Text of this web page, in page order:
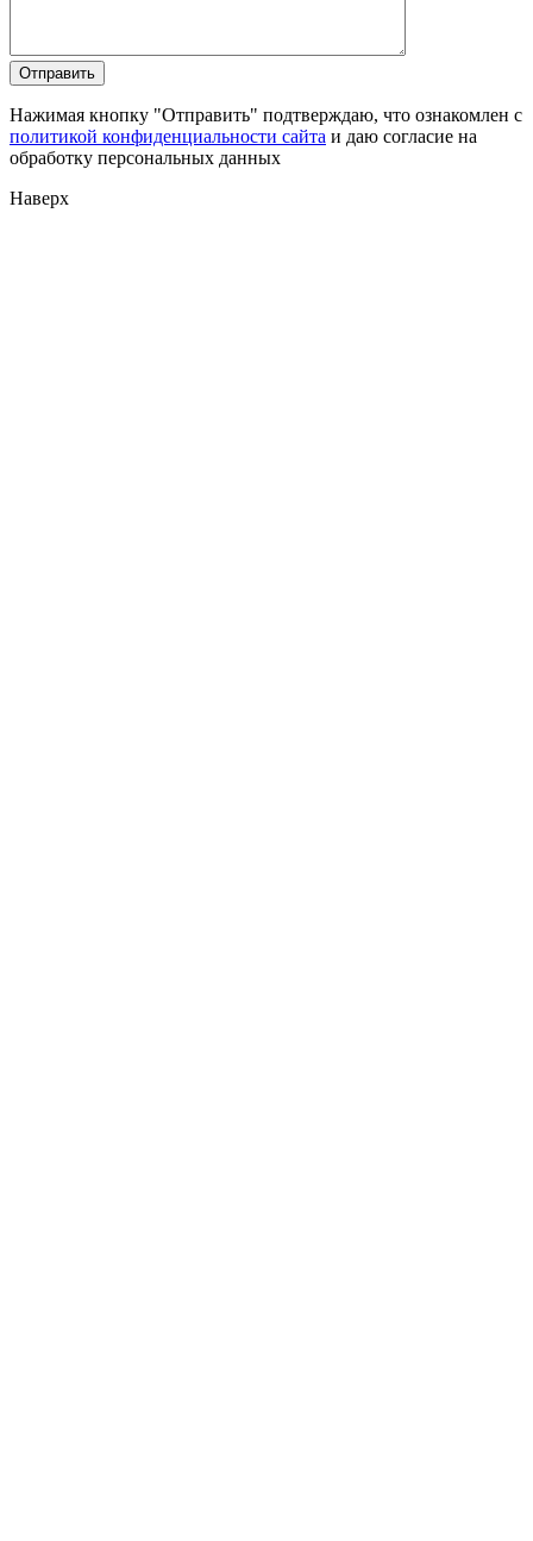
Нажимая кнопку "Отправить" подтверждаю, что ознакомлен с
политикой конфиденциальности сайта и даю согласие на
обработку персональных данных
Наверх